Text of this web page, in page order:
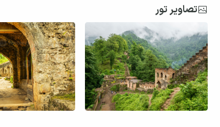
تصاویر تور